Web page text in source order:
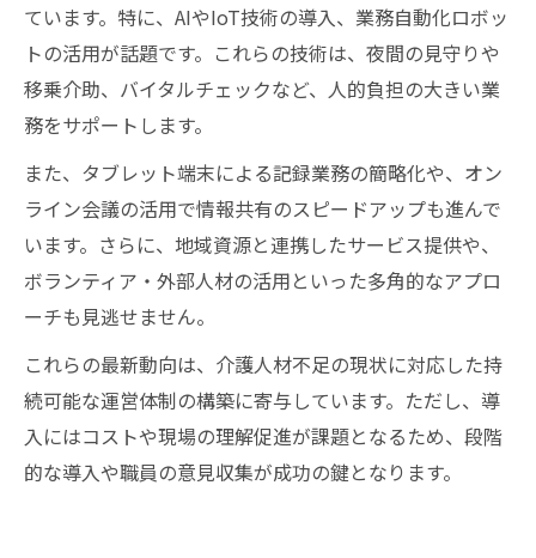
ています。特に、AIやIoT技術の導入、業務自動化ロボッ
トの活用が話題です。これらの技術は、夜間の見守りや
移乗介助、バイタルチェックなど、人的負担の大きい業
務をサポートします。
また、タブレット端末による記録業務の簡略化や、オン
ライン会議の活用で情報共有のスピードアップも進んで
います。さらに、地域資源と連携したサービス提供や、
ボランティア・外部人材の活用といった多角的なアプロ
ーチも見逃せません。
これらの最新動向は、介護人材不足の現状に対応した持
続可能な運営体制の構築に寄与しています。ただし、導
入にはコストや現場の理解促進が課題となるため、段階
的な導入や職員の意見収集が成功の鍵となります。